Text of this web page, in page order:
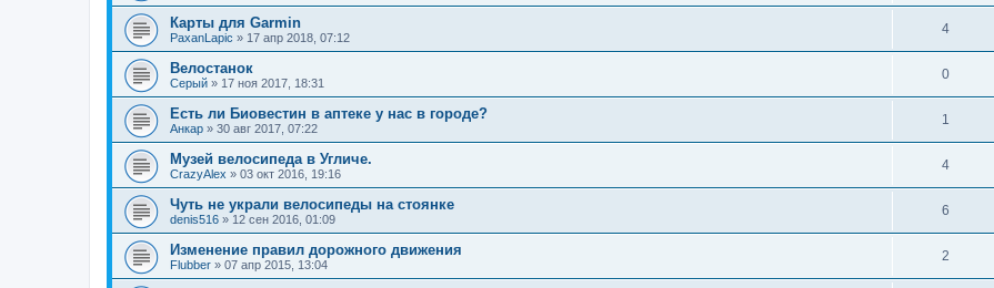
Карты для Garmin
PaxanLapic » 17 апр 2018, 07:12
4
Велостанок
Серый » 17 ноя 2017, 18:31
0
Есть ли Биовестин в аптеке у нас в городе?
Анкар » 30 авг 2017, 07:22
1
Музей велосипеда в Угличе.
CrazyAlex » 03 окт 2016, 19:16
4
Чуть не украли велосипеды на стоянке
denis516 » 12 сен 2016, 01:09
6
Изменение правил дорожного движения
Flubber » 07 апр 2015, 13:04
2